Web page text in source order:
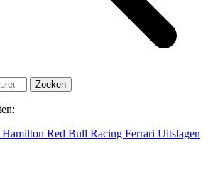
Zoeken
Red Bull Racing Ferrari Uitslagen